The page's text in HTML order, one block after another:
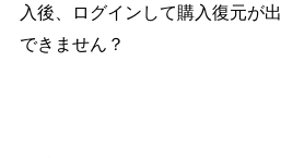
入後、ログインして購入復元が
できません？